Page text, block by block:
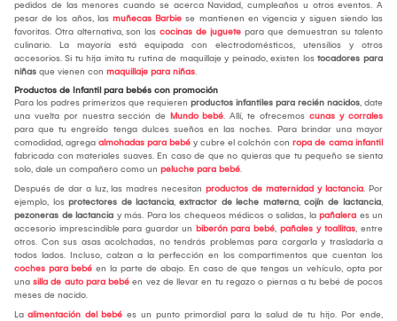
pedidos de las menores cuando se acerca Navidad, cumpleaños u otros eventos. A
pesar de los años, las muñecas Barbie se mantienen en vigencia y siguen siendo las
favoritas. Otra alternativa, son las cocinas de juguete para que demuestran su talento
culinario. La mayoría está equipada con electrodomésticos, utensilios y otros
accesorios. Si tu hija imita tu rutina de maquillaje y peinado, existen los tocadores para
niñas que vienen con maquillaje para niñas.
Productos de Infantil para bebés con promoción
Para los padres primerizos que requieren productos infantiles para recién nacidos, date
una vuelta por nuestra sección de Mundo bebé. Allí, te ofrecemos cunas y corrales
para que tu engreído tenga dulces sueños en las noches. Para brindar una mayor
comodidad, agrega almohadas para bebé y cubre el colchón con ropa de cama infantil
fabricada con materiales suaves. En caso de que no quieras que tu pequeño se sienta
solo, dale un compañero como un peluche para bebé.
Después de dar a luz, las madres necesitan productos de maternidad y lactancia. Por
ejemplo, los protectores de lactancia, extractor de leche materna, cojín de lactancia,
pezoneras de lactancia y más. Para los chequeos médicos o salidas, la pañalera es un
accesorio imprescindible para guardar un biberón para bebé, pañales y toallitas, entre
otros. Con sus asas acolchadas, no tendrás problemas para cargarla y trasladarla a
todos lados. Incluso, calzan a la perfección en los compartimentos que cuentan los
coches para bebé en la parte de abajo. En caso de que tengas un vehículo, opta por
una silla de auto para bebé en vez de llevar en tu regazo o piernas a tu bebé de pocos
meses de nacido.
La alimentación del bebé es un punto primordial para la salud de tu hijo. Por ende,